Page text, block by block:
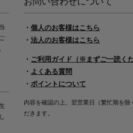
・ 個人のお客様はこちら
・ 法人のお客様はこちら
・ ご利用ガイド（※まずご一読くだ
・ よくある質問
・ ポイントについて
内容を確認の上、翌営業日（繁忙期を
だきます。